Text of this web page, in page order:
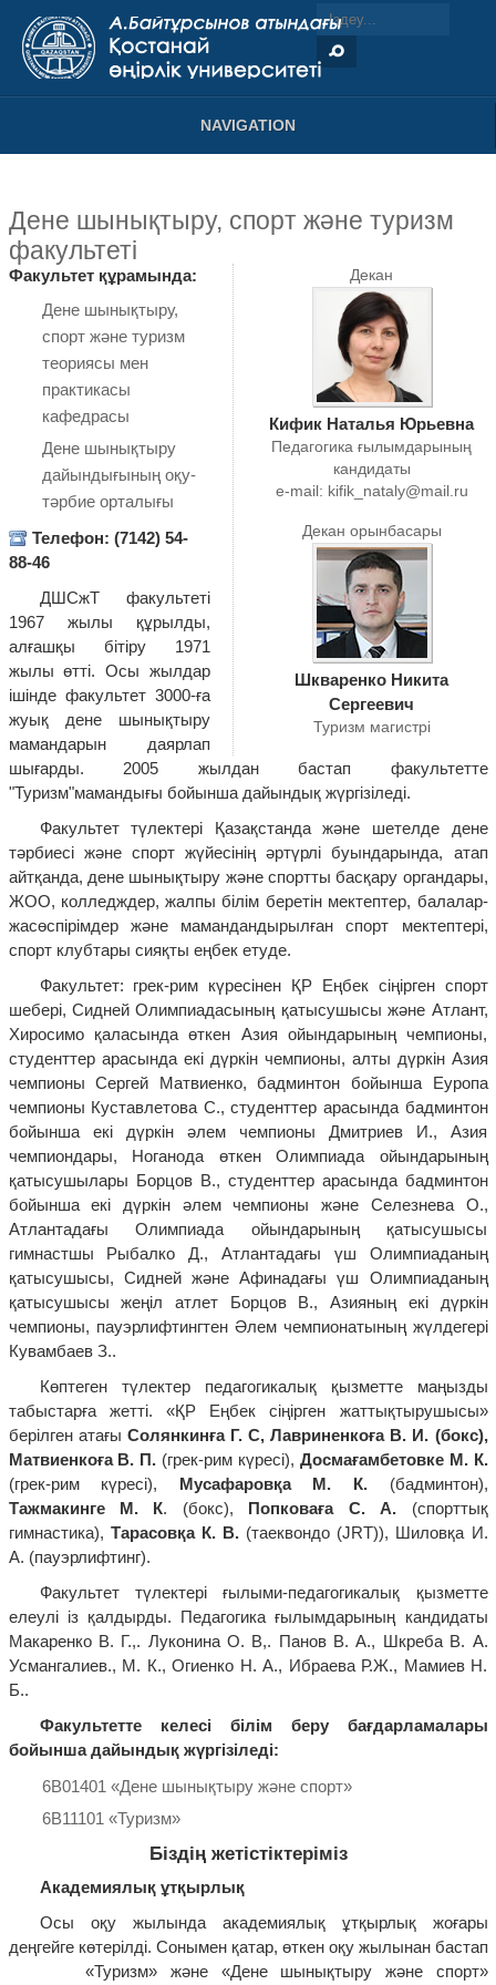
NAVIGATION
Дене шынықтыру, спорт және туризм
факультеті
Декан
Кифик Наталья Юрьевна
Педагогика ғылымдарының
кандидаты
e-mail: kifik_nataly@mail.ru
Декан орынбасары
Шкваренко Никита
Сергеевич
Туризм магистрі
Факультет құрамында:
Дене шынықтыру,
спорт және туризм
теориясы мен
практикасы
кафедрасы
Дене шынықтыру
дайындығының оқу-
тәрбие орталығы
Телефон: (7142) 54-
88-46
ДШСжТ факультеті
1967 жылы құрылды,
алғашқы бітіру 1971
жылы өтті. Осы жылдар
ішінде факультет 3000-ға
жуық дене шынықтыру
мамандарын даярлап
шығарды. 2005 жылдан бастап факультетте
"Туризм"мамандығы бойынша дайындық жүргізіледі.
Факультет түлектері Қазақстанда және шетелде дене
тәрбиесі және спорт жүйесінің әртүрлі буындарында, атап
айтқанда, дене шынықтыру және спортты басқару органдары,
ЖОО, колледждер, жалпы білім беретін мектептер, балалар-
жасөспірімдер және мамандандырылған спорт мектептері,
спорт клубтары сияқты еңбек етуде.
Факультет: грек-рим күресінен ҚР Еңбек сіңірген спорт
шебері, Сидней Олимпиадасының қатысушысы және Атлант,
Хиросимо қаласында өткен Азия ойындарының чемпионы,
студенттер арасында екі дүркін чемпионы, алты дүркін Азия
чемпионы Сергей Матвиенко, бадминтон бойынша Еуропа
чемпионы Куставлетова С., студенттер арасында бадминтон
бойынша екі дүркін әлем чемпионы Дмитриев И., Азия
чемпиондары, Ноганода өткен Олимпиада ойындарының
қатысушылары Борцов В., студенттер арасында бадминтон
бойынша екі дүркін әлем чемпионы және Селезнева О.,
Атлантадағы Олимпиада ойындарының қатысушысы
гимнастшы Рыбалко Д., Атлантадағы үш Олимпиаданың
қатысушысы, Сидней және Афинадағы үш Олимпиаданың
қатысушысы жеңіл атлет Борцов В., Азияның екі дүркін
чемпионы, пауэрлифтингтен Әлем чемпионатының жүлдегері
Кувамбаев З..
Көптеген түлектер педагогикалық қызметте маңызды
табыстарға жетті. «ҚР Еңбек сіңірген жаттықтырушысы»
берілген атағы Солянкинға Г. С, Лавриненкоға В. И. (бокс),
Матвиенкоға В. П. (грек-рим күресі), Досмағамбетовке М. К.
(грек-рим күресі), Мусафаровқа М. К.(бадминтон),
Тажмакинге М. К. (бокс), Попковаға С. А. (спорттық
гимнастика), Тарасовқа К. В.(таеквондо (JRT)), Шиловқа И.
А. (пауэрлифтинг).
Факультет түлектері ғылыми-педагогикалық қызметте
елеулі із қалдырды. Педагогика ғылымдарының кандидаты
Макаренко В. Г.,. Луконина О. В,. Панов В. А., Шкреба В. А.
Усмангалиев., М. К., Огиенко Н. А., Ибраева Р.Ж., Мамиев Н.
Б..
Факультетте келесі білім беру бағдарламалары
бойынша дайындық жүргізіледі:
6В01401 «Дене шынықтыру және спорт»
6В11101 «Туризм»
Біздің жетістіктеріміз
Академиялық ұтқырлық
Осы оқу жылында академиялық ұтқырлық жоғары
деңгейге көтерілді. Сонымен қатар, өткен оқу жылынан бастап
«Туризм» және «Дене шынықтыру және спорт»